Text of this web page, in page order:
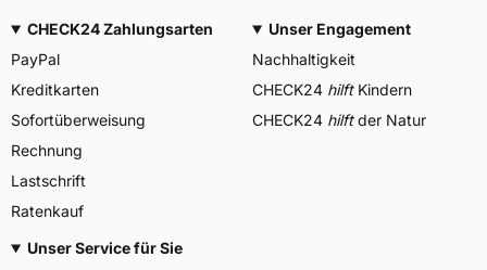
CHECK24 Zahlungsarten
PayPal
Kreditkarten
Sofortüberweisung
Rechnung
Lastschrift
Ratenkauf
Unser Engagement
Nachhaltigkeit
CHECK24 hilftKindern
CHECK24 hilftder Natur
Unser Service für Sie